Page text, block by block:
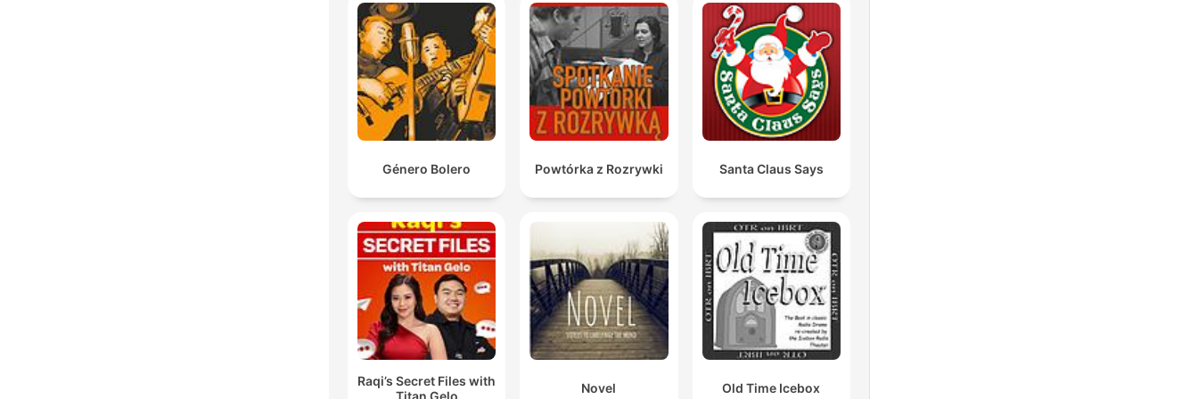
emprego atual para buscar novos desafios em outro local.
Eu sou a host do You're Dead to Me, a BBC comedy
show que tomou history seriously.
01:15:20 · Greg Jenner apresenta o conceito e o tom do seu
programa de comédia histórica da BBC.
Género Bolero Powtórka z Rozrywki Santa Claus Says
Raqi’s Secret Files with
Titan Gelo
Novel Old Time Icebox